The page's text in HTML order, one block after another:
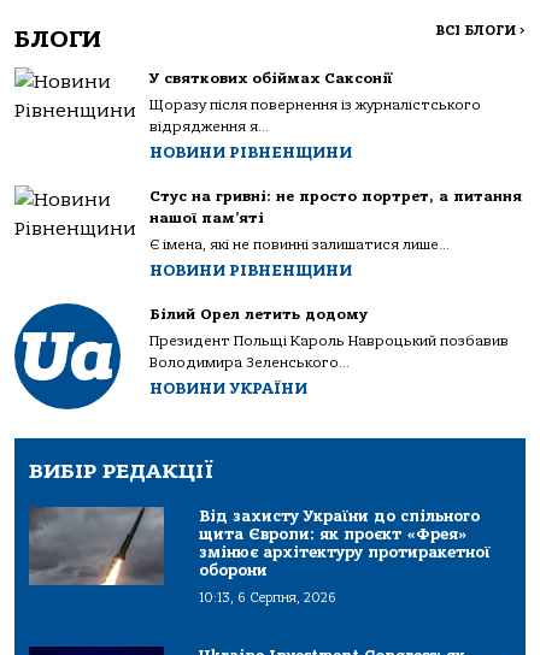
БЛОГИ ВСІ БЛОГИ >
У святкових обіймах Саксонії
Щоразу після повернення із журналістського
відрядження я...
НОВИНИ РІВНЕНЩИНИ
Стус на гривні: не просто портрет, а питання
нашої пам’яті
Є імена, які не повинні залишатися лише...
НОВИНИ РІВНЕНЩИНИ
Білий Орел летить додому
Президент Польщі Кароль Навроцький позбавив
Володимира Зеленського...
НОВИНИ УКРАЇНИ
ВИБІР РЕДАКЦІЇ
Від захисту України до спільного
щита Європи: як проєкт «Фрея»
змінює архітектуру протиракетної
оборони
10:13, 6 Серпня, 2026